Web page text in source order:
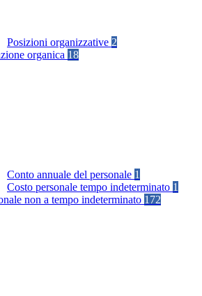
Posizioni organizzative 2
organica 18
Conto annuale del personale 1
Costo personale tempo indeterminato 1
non a tempo indeterminato 172